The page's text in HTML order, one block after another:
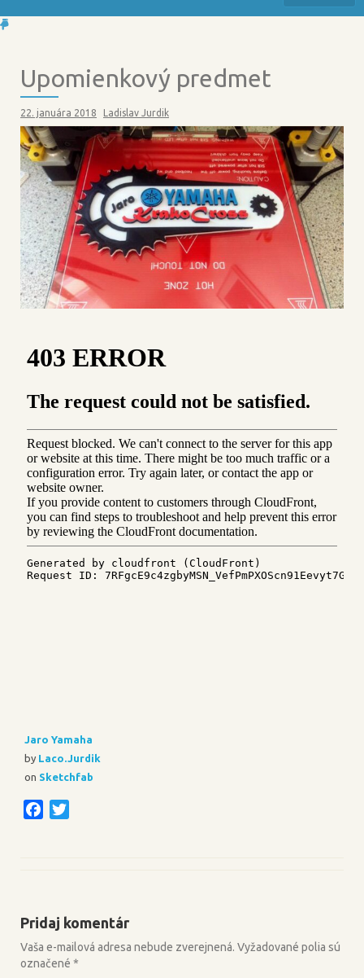
Upomienkový predmet
22. januára 2018 Ladislav Jurdik
Jaro Yamaha
by Laco.Jurdik
on Sketchfab
o
k
r
Pridaj komentár
Vaša e-mailová adresa nebude zverejnená. Vyžadované polia sú
označené *